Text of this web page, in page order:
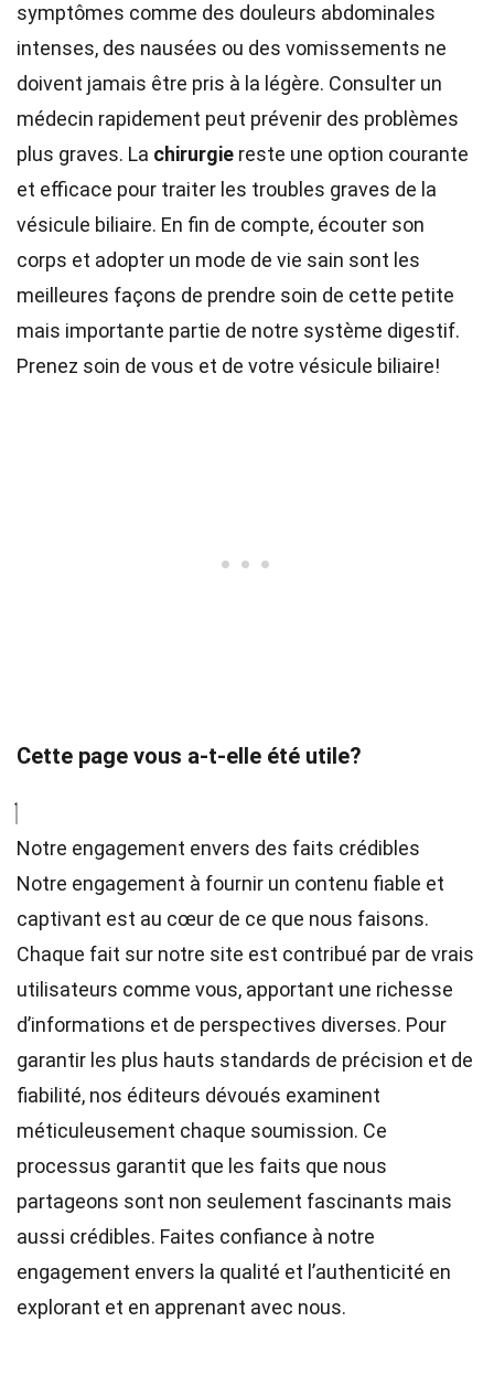
symptômes comme des douleurs abdominales
intenses, des nausées ou des vomissements ne
doivent jamais être pris à la légère. Consulter un
médecin rapidement peut prévenir des problèmes
plus graves. La chirurgie reste une option courante
et efficace pour traiter les troubles graves de la
vésicule biliaire. En fin de compte, écouter son
corps et adopter un mode de vie sain sont les
meilleures façons de prendre soin de cette petite
mais importante partie de notre système digestif.
Prenez soin de vous et de votre vésicule biliaire!
Cette page vous a-t-elle été utile?
Notre engagement envers des faits crédibles
Notre engagement à fournir un contenu fiable et
captivant est au cœur de ce que nous faisons.
Chaque fait sur notre site est contribué par de vrais
utilisateurs comme vous, apportant une richesse
d’informations et de perspectives diverses. Pour
garantir les plus hauts standards de précision et de
fiabilité, nos éditeurs dévoués examinent
méticuleusement chaque soumission. Ce
processus garantit que les faits que nous
partageons sont non seulement fascinants mais
aussi crédibles. Faites confiance à notre
engagement envers la qualité et l’authenticité en
explorant et en apprenant avec nous.